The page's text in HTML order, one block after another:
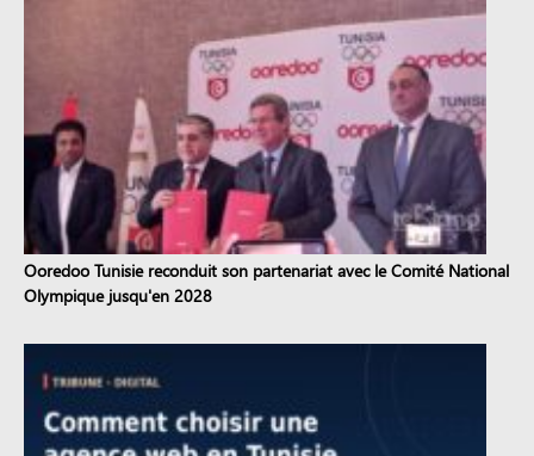
Ooredoo Tunisie reconduit son partenariat avec le Comité National
Olympique jusqu'en 2028